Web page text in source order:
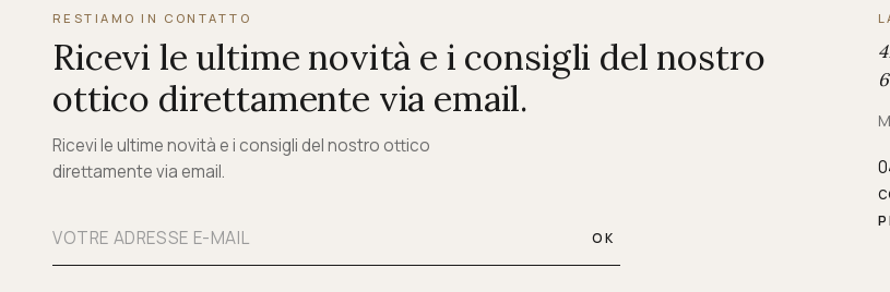
RESTIAMO IN CONTATTO
Ricevi le ultime novità e i consigli del nostro
ottico direttamente via email.
Ricevi le ultime novità e i consigli del nostro ottico
direttamente via email.
OK